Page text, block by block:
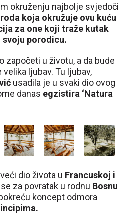
okruženju najbolje svjedoči
koja okružuje ovu kuću
za one koji traže kutak
porodicu.
započeti u životu, a da bude
ljubav. Tu ljubav,
usadila je u svaki dio ovog
danas egzistira ‘Natura
dio života u Francuskoj i
za povratak u rodnu Bosnu
koncept odmora